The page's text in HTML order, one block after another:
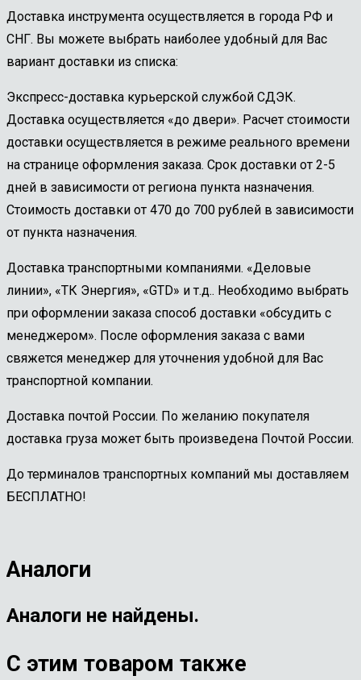
Доставка инструмента осуществляется в города РФ и
СНГ. Вы можете выбрать наиболее удобный для Вас
вариант доставки из списка:
Экспресс-доставка курьерской службой СДЭК.
Доставка осуществляется «до двери». Расчет стоимости
доставки осуществляется в режиме реального времени
на странице оформления заказа. Срок доставки от 2-5
дней в зависимости от региона пункта назначения.
Стоимость доставки от 470 до 700 рублей в зависимости
от пункта назначения.
Доставка транспортными компаниями. «Деловые
линии», «ТК Энергия», «GTD» и т.д.. Необходимо выбрать
при оформлении заказа способ доставки «обсудить с
менеджером». После оформления заказа с вами
свяжется менеджер для уточнения удобной для Вас
транспортной компании.
Доставка почтой России. По желанию покупателя
доставка груза может быть произведена Почтой России.
До терминалов транспортных компаний мы доставляем
БЕСПЛАТНО!
Аналоги
Аналоги не найдены.
С этим товаром также